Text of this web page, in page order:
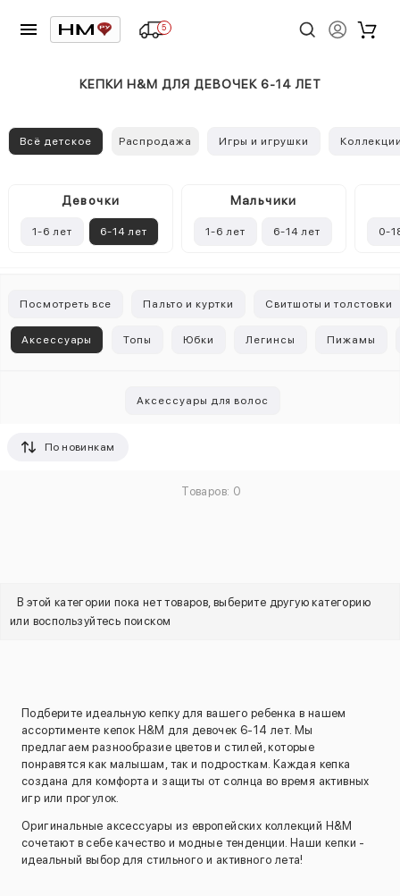
5
КЕПКИ H&M ДЛЯ ДЕВОЧЕК 6-14 ЛЕТ
Всё детское Распродажа Игры и игрушки
Девочки
1-6 лет 6-14 лет
Mальчики
1-6 лет 6-14 лет 0-
Посмотреть все Пальто и куртки Свитшоты и толстовки
Аксессуары Топы Юбки Легинсы Пижамы
Аксессуары для волос
По новинкам
Товаров: 0
В этой категории пока нет товаров, выберите другую категорию
или воспользуйтесь поиском
Подберите идеальную кепку для вашего ребенка в нашем
ассортименте кепок H&M для девочек 6-14 лет. Мы
предлагаем разнообразие цветов и стилей, которые
понравятся как малышам, так и подросткам. Каждая кепка
создана для комфорта и защиты от солнца во время активных
игр или прогулок.
Оригинальные аксессуары из европейских коллекций H&M
сочетают в себе качество и модные тенденции. Наши кепки -
идеальный выбор для стильного и активного лета!